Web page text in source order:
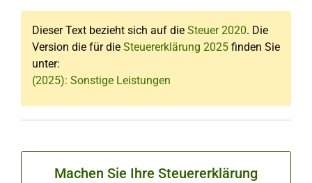
Dieser Text bezieht sich auf die Steuer 2020. Die
Version die für die Steuererklärung 2025 finden Sie
unter:
(2025): Sonstige Leistungen
Machen Sie Ihre Steuererklärung